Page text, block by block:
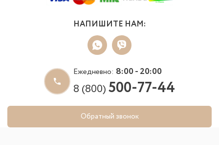
НАПИШИТЕ НАМ:
Ежедневно: 8:00 - 20:00
8 (800)500-77-44
Обратный звонок